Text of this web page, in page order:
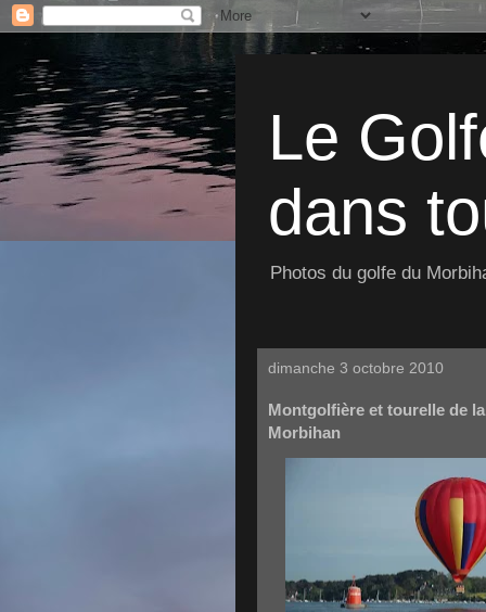
Le
dans
Photos du golfe du
dimanche 3 octobre 2010
Montgolfière et tourelle de
Morbihan